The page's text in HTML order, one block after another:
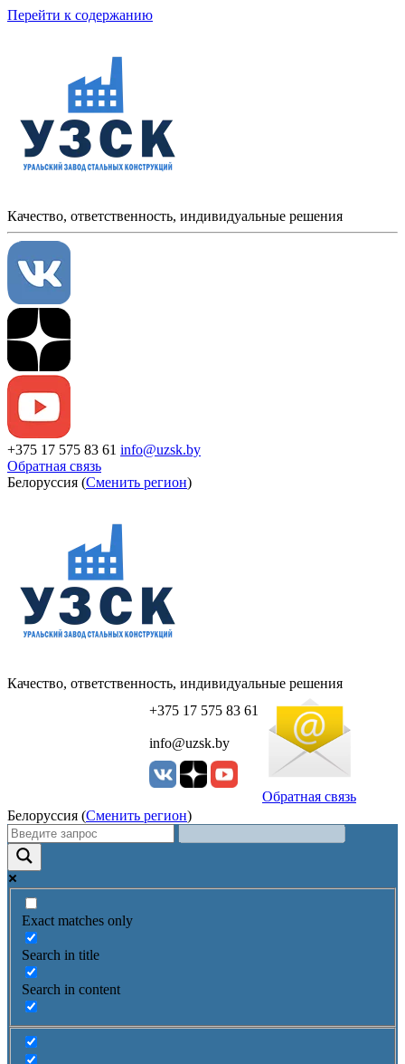
Перейти к содержанию
Качество, ответственность, индивидуальные решения
+375 17 575 83 61 info@uzsk.by
Обратная связь
Белоруссия (Сменить регион)
Качество, ответственность, индивидуальные решения
+375 17 575 83 61
info@uzsk.by
Обратная связь
Белоруссия (Сменить регион)
Exact matches only
Search in title
Search in content